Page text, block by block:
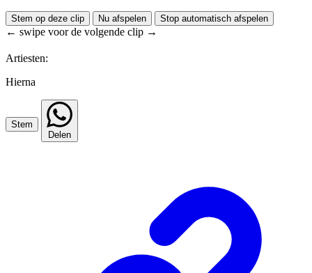
Stem op deze clip Nu afspelen Stop automatisch afspelen
← swipe voor de volgende clip →
Artiesten:
Hierna
Stem
Delen